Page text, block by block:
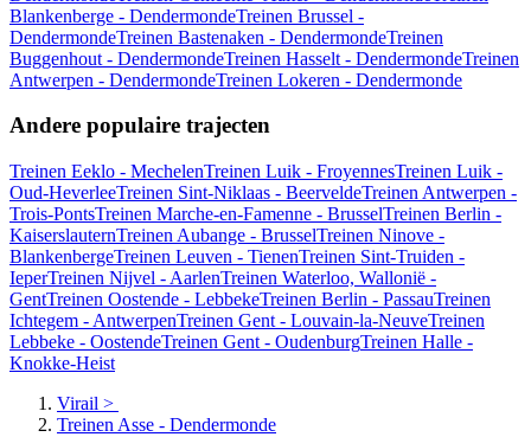
Blankenberge - DendermondeTreinen Brussel -
DendermondeTreinen Bastenaken - DendermondeTreinen
Buggenhout - DendermondeTreinen Hasselt - DendermondeTreinen
Antwerpen - DendermondeTreinen Lokeren - Dendermonde
Andere populaire trajecten
Treinen Eeklo - MechelenTreinen Luik - FroyennesTreinen Luik -
Oud-HeverleeTreinen Sint-Niklaas - BeerveldeTreinen Antwerpen -
Trois-PontsTreinen Marche-en-Famenne - BrusselTreinen Berlin -
KaiserslauternTreinen Aubange - BrusselTreinen Ninove -
BlankenbergeTreinen Leuven - TienenTreinen Sint-Truiden -
IeperTreinen Nijvel - AarlenTreinen Waterloo, Wallonië -
GentTreinen Oostende - LebbekeTreinen Berlin - PassauTreinen
Ichtegem - AntwerpenTreinen Gent - Louvain-la-NeuveTreinen
Lebbeke - OostendeTreinen Gent - OudenburgTreinen Halle -
Knokke-Heist
Virail >
Treinen Asse - Dendermonde